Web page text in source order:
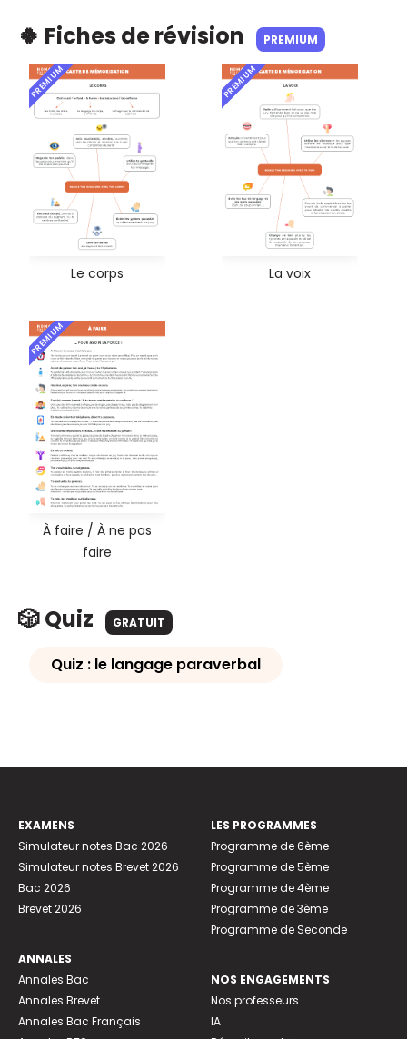
🍀 Fiches de révision PREMIUM
PREMIUM
Le corps
PREMIUM
La voix
PREMIUM
À faire / À ne pas
faire
🎲 Quiz GRATUIT
Quiz : le langage paraverbal
EXAMENS
Simulateur notes Bac 2026
Simulateur notes Brevet 2026
Bac 2026
Brevet 2026
ANNALES
Annales Bac
Annales Brevet
Annales Bac Français
LES PROGRAMMES
Programme de 6ème
Programme de 5ème
Programme de 4ème
Programme de 3ème
Programme de Seconde
NOS ENGAGEMENTS
Nos professeurs
IA